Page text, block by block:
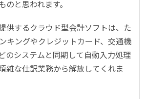
のと思われます。
供するクラウド型会計ソフトは、た
キングやクレジットカード、交通機
のシステムと同期して自動入力処理
雑な仕訳業務から解放してくれま